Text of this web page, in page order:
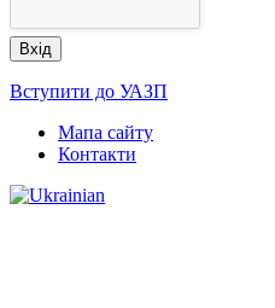
Вступити до УАЗП
Мапа сайту
Контакти